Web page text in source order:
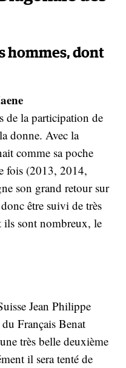
hommes, dont
de la participation de
donne. Avec la
comme sa poche
fois (2013, 2014,
son grand retour sur
être suivi de très
ils sont nombreux, le
Jean Philippe
Français Benat
très belle deuxième
il sera tenté de